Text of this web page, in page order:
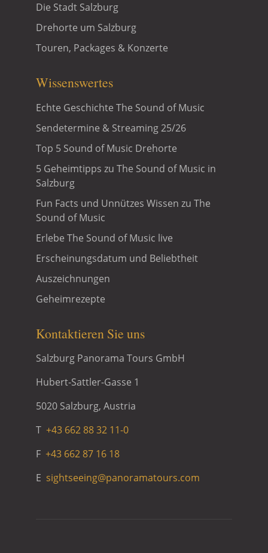
Die Stadt Salzburg
Drehorte um Salzburg
Touren, Packages & Konzerte
Wissenswertes
Echte Geschichte The Sound of Music
Sendetermine & Streaming 25/26
Top 5 Sound of Music Drehorte
5 Geheimtipps zu The Sound of Music in
Salzburg
Fun Facts und Unnützes Wissen zu The
Sound of Music
Erlebe The Sound of Music live
Erscheinungsdatum und Beliebtheit
Auszeichnungen
Geheimrezepte
Kontaktieren Sie uns
Salzburg Panorama Tours GmbH
Hubert-Sattler-Gasse 1
5020 Salzburg, Austria
T +43 662 88 32 11-0
F +43 662 87 16 18
E sightseeing@panoramatours.com